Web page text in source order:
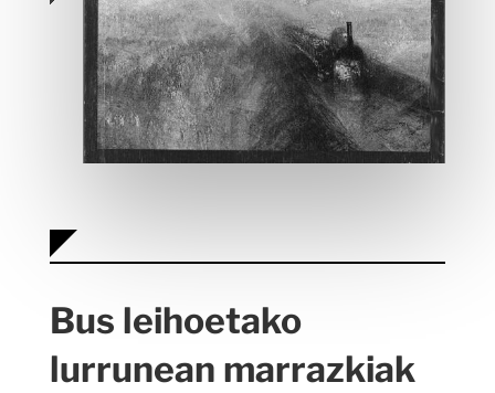
Bus leihoetako
lurrunean marrazkiak